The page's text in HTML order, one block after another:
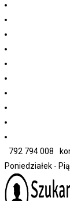
792 794 008
Poniedziałek -